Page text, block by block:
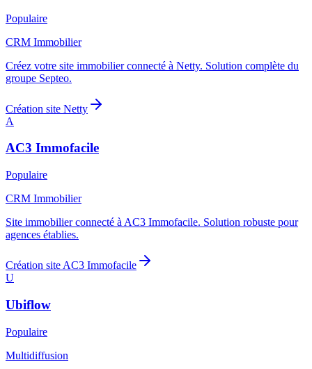
Populaire
CRM Immobilier
Créez votre site immobilier connecté à Netty. Solution complète du
groupe Septeo.
Création site Netty
A
AC3 Immofacile
Populaire
CRM Immobilier
Site immobilier connecté à AC3 Immofacile. Solution robuste pour
agences établies.
Création site AC3 Immofacile
U
Ubiflow
Populaire
Multidiffusion